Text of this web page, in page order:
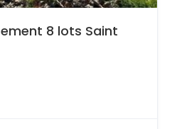
8 lots Saint